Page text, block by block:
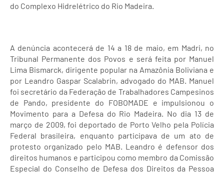
do Complexo Hidrelétrico do Rio Madeira.
A denúncia acontecerá de 14 a 18 de maio, em Madri, no
Tribunal Permanente dos Povos e será feita por Manuel
Lima Bismarck, dirigente popular na Amazônia Boliviana e
por Leandro Gaspar Scalabrin, advogado do MAB. Manuel
foi secretário da Federação de Trabalhadores Campesinos
de Pando, presidente do FOBOMADE e impulsionou o
Movimento para a Defesa do Rio Madeira. No dia 13 de
março de 2009, foi deportado de Porto Velho pela Polícia
Federal brasileira, enquanto participava de um ato de
protesto organizado pelo MAB. Leandro é defensor dos
direitos humanos e participou como membro da Comissão
Especial do Conselho de Defesa dos Direitos da Pessoa